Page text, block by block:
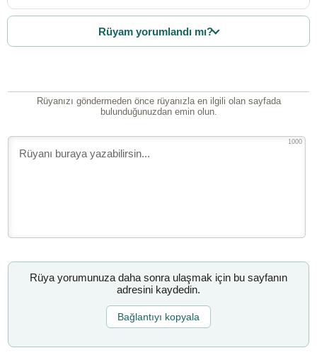
Rüyam yorumlandı mı?
Rüyanızı göndermeden önce rüyanızla en ilgili olan sayfada
bulunduğunuzdan emin olun.
1000
Rüya yorumunuza daha sonra ulaşmak için bu sayfanın
adresini kaydedin.
Bağlantıyı kopyala